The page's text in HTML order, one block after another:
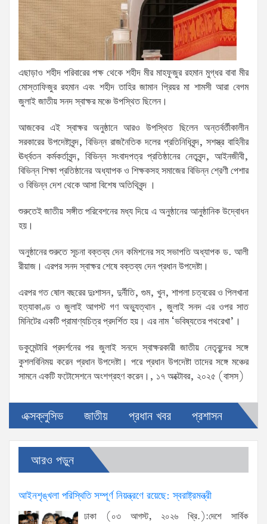
এছাড়াও শহীদ পরিবারের পক্ষ থেকে শহীদ মীর মাহফুজুর রহমান মুগ্ধর বাবা মীর
মোস্তাফিজুর রহমান এবং শহীদ তাহির জামান প্রিয়র মা শামসী আরা বেগম
জুলাই জাতীয় সনদ স্বাক্ষর মঞ্চে উপস্থিত ছিলেন।
আজকের এই স্বাক্ষর অনুষ্ঠানে আরও উপস্থিত ছিলেন অন্তর্বর্তীকালীন
সরকারের উপদেষ্টাবৃন্দ, বিভিন্ন রাজনৈতিক দলের প্রতিনিধিবৃন্দ, সশস্ত্র বাহিনীর
ঊর্ধ্বতন কর্মকর্তাবৃন্দ, বিভিন্ন সংবাদপত্র প্রতিষ্ঠানের নেতৃবৃন্দ, আইনজীবী,
বিভিন্ন শিক্ষা প্রতিষ্ঠানের অধ্যাপক ও শিক্ষকসহ সমাজের বিভিন্ন শ্রেণী পেশার
ও বিভিন্ন দেশ থেকে আসা বিশেষ অতিথিবৃন্দ ।
শুরুতেই জাতীয় সঙ্গীত পরিবেশনের মধ্য দিয়ে এ অনুষ্ঠানের আনুষ্ঠানিক উদ্বোধন
হয়।
অনুষ্ঠানের শুরুতে সূচনা বক্তব্য দেন কমিশনের সহ সভাপতি অধ্যাপক ড. আলী
রীয়াজ। এরপর সনদ স্বাক্ষর শেষে বক্তব্য দেন প্রধান উপদেষ্টা।
এরপর গত ষোল বছরের দুঃশাসন, দুর্নীতি, গুম, খুন, শাপলা চত্বরের ও পিলখানা
হত্যাকাণ্ড ও জুলাই আগস্ট গণ অভ্যুত্থান , জুলাই সনদ এর ওপর সাত
মিনিটের একটি প্রামাণ্যচিত্র প্রদর্শিত হয়। এর নাম ‘ভবিষ্যতের পথরেখা’।
ডকুমেন্টারি প্রদর্শনের পর জুলাই সনদে স্বাক্ষরকারী জাতীয় নেতৃবৃন্দের সঙ্গে
কুশলবিনিময় করেন প্রধান উপদেষ্টা। পরে প্রধান উপদেষ্টা তাদের সঙ্গে মঞ্চের
সামনে একটি ফটোসেশনে অংশগ্রহণ করেন।, ১৭ অক্টোবর, ২০২৫ (বাসস)
এক্সক্লুসিভ জাতীয় প্রধান খবর প্রশাসন
আরও পড়ুন
আইনশৃঙ্খলা পরিস্থিতি সম্পূর্ণ নিয়ন্ত্রণে রয়েছে: স্বরাষ্ট্রমন্ত্রী
ঢাকা (০৩ আগস্ট, ২০২৬ খ্রি.):দেশে সার্বিক